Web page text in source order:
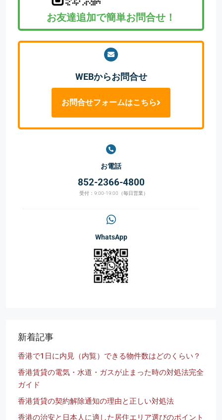
お友達追加で簡単お問合せ！
WEBからお問合せ
お問合せフォームはこちら
お電話
852-2366-4800
受付：9:00-19:00（毎日営業）
WhatsApp
新着記事
香港で1日に内見（内覧）できる物件数はどのくらい？
香港賃貸の電気・水道・ガスが止まった時の対処法完全
ガイド
香港賃貸の契約解除通知の理由と正しい対処法
香港の治安と日本人に適した居住エリア選びのポイント